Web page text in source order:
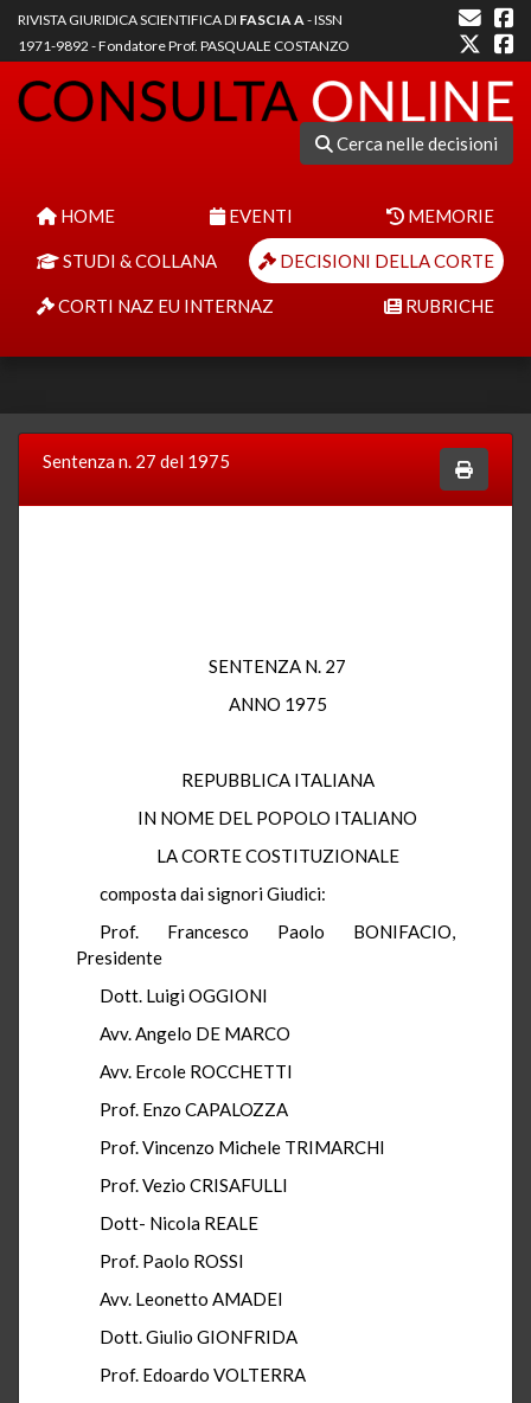
RIVISTA GIURIDICA SCIENTIFICA DI FASCIA A- ISSN
1971-9892 - Fondatore Prof. PASQUALE COSTANZO
Cerca nelle decisioni
HOME EVENTI MEMORIE
STUDI & COLLANA DECISIONI DELLA CORTE
CORTI NAZ EU INTERNAZ RUBRICHE
Sentenza n. 27 del 1975
SENTENZA N. 27
ANNO 1975
REPUBBLICA ITALIANA
IN NOME DEL POPOLO ITALIANO
LA CORTE COSTITUZIONALE
composta dai signori Giudici:
Prof. Francesco Paolo BONIFACIO,
Presidente
Dott. Luigi OGGIONI
Avv. Angelo DE MARCO
Avv. Ercole ROCCHETTI
Prof. Enzo CAPALOZZA
Prof. Vincenzo Michele TRIMARCHI
Prof. Vezio CRISAFULLI
Dott- Nicola REALE
Prof. Paolo ROSSI
Avv. Leonetto AMADEI
Dott. Giulio GIONFRIDA
Prof. Edoardo VOLTERRA